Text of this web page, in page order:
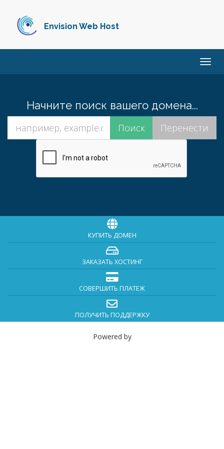
Envision Web Host
Начните поиск вашего домена...
КУПИТЬ ДОМЕН
ЗАКАЗАТЬ ХОСТИНГ
СОВЕРШИТЬ ПЛАТЕЖ
ПОЛУЧИТЬ ПОДДЕРЖКУ
Powered by